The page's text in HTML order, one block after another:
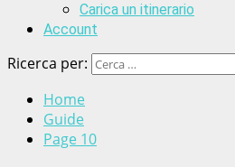
Carica un itinerario
Account
Ricerca per:
Home
Guide
Page 10